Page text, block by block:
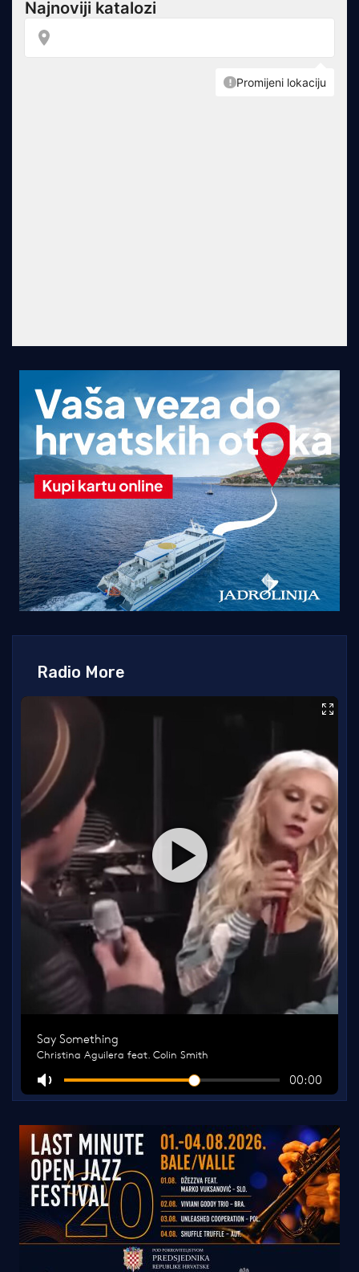
Radio More